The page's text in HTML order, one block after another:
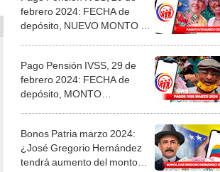
depósito, NUEVO MONTO y
ÚLTIMAS NOTICIAS
Pago Pensión IVSS, 29 de
febrero 2024: FECHA de
depósito, MONTO
ACTUALIZADO y ÚLTIMAS
Bonos Patria marzo 2024:
¿José Gregorio Hernández
tendrá aumento del monto
este mes?